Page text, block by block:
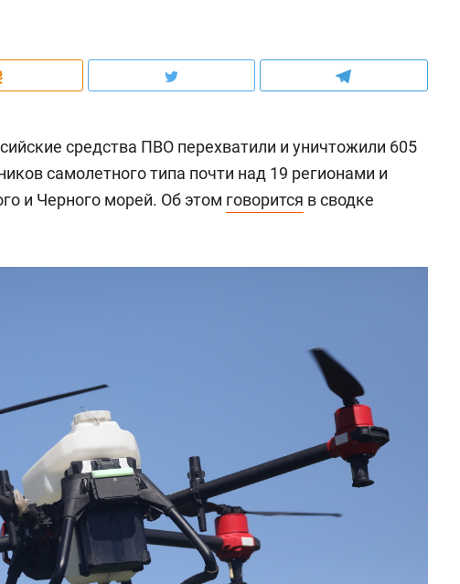
средства ПВО перехватили и уничтожили 605
самолетного типа почти над 19 регионами и
и Черного морей. Об этом говорится в сводке